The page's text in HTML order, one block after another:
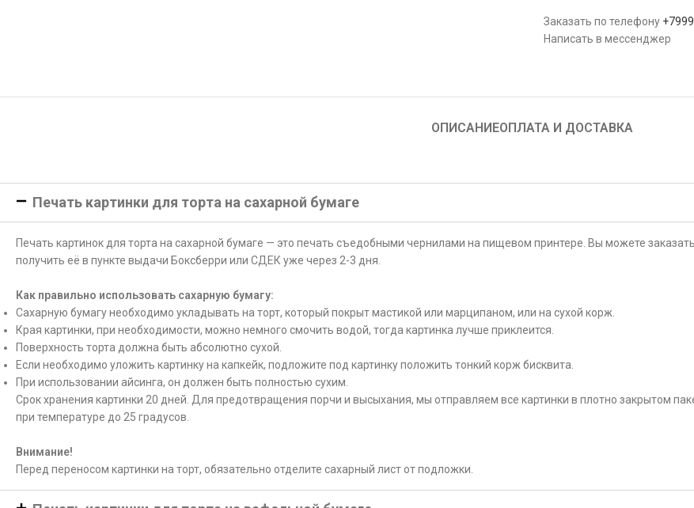
Заказать по телефону
Написать в мессенджер
ОПИСАНИЕОПЛАТА И ДОСТАВКА
Печать картинки для торта на сахарной бумаге
Печать картинок для торта на сахарной бумаге — это печать съедобными чернилами на пищевом принтере. Вы можете
получить её в пункте выдачи Боксберри или СДЕК уже через 2-3 дня.
Как правильно использовать сахарную бумагу:
Сахарную бумагу необходимо укладывать на торт, который покрыт мастикой или марципаном, или на сухой корж.
Края картинки, при необходимости, можно немного смочить водой, тогда картинка лучше приклеится.
Поверхность торта должна быть абсолютно сухой.
Если необходимо уложить картинку на капкейк, подложите под картинку положить тонкий корж бисквита.
При использовании айсинга, он должен быть полностью сухим.
Срок хранения картинки 20 дней. Для предотвращения порчи и высыхания, мы отправляем все картинки в плотно закрытом
при температуре до 25 градусов.
Внимание!
Перед переносом картинки на торт, обязательно отделите сахарный лист от подложки.